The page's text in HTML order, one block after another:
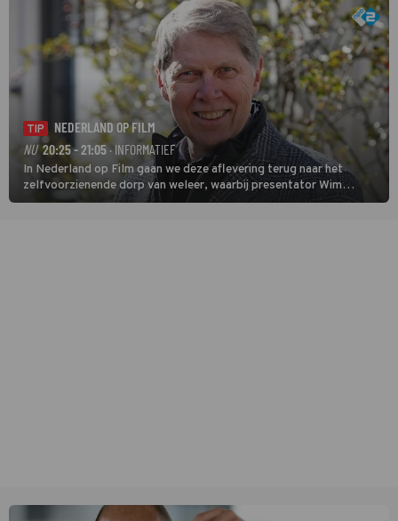
TIP
NEDERLAND OP FILM
NU 20:25 - 21:05· INFORMATIEF
In Nederland op Film gaan we deze aflevering terug naar het
zelfvoorzienende dorp van weleer, waarbij presentator Wim
Daniëls de kijkers meeneemt op reis door de tijd aan de hand van